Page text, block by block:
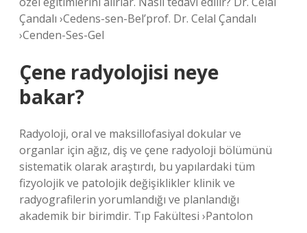
Çandalı ›Cedens-sen-Bel’prof. Dr. Celal Çandalı
›Cenden-Ses-Gel
Çene radyolojisi neye
bakar?
Radyoloji, oral ve maksillofasiyal dokular ve
organlar için ağız, diş ve çene radyoloji bölümünü
sistematik olarak araştırdı, bu yapılardaki tüm
fizyolojik ve patolojik değişiklikler klinik ve
radyografilerin yorumlandığı ve planlandığı
akademik bir birimdir. Tıp Fakültesi ›Pantolon